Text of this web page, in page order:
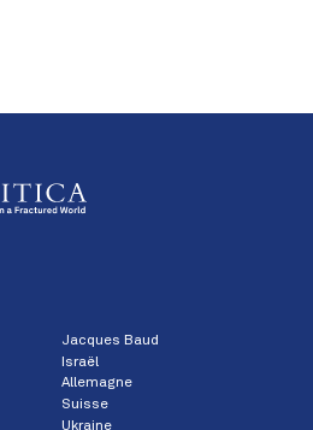
Jacques Baud
Israël
Allemagne
Suisse
Ukraine